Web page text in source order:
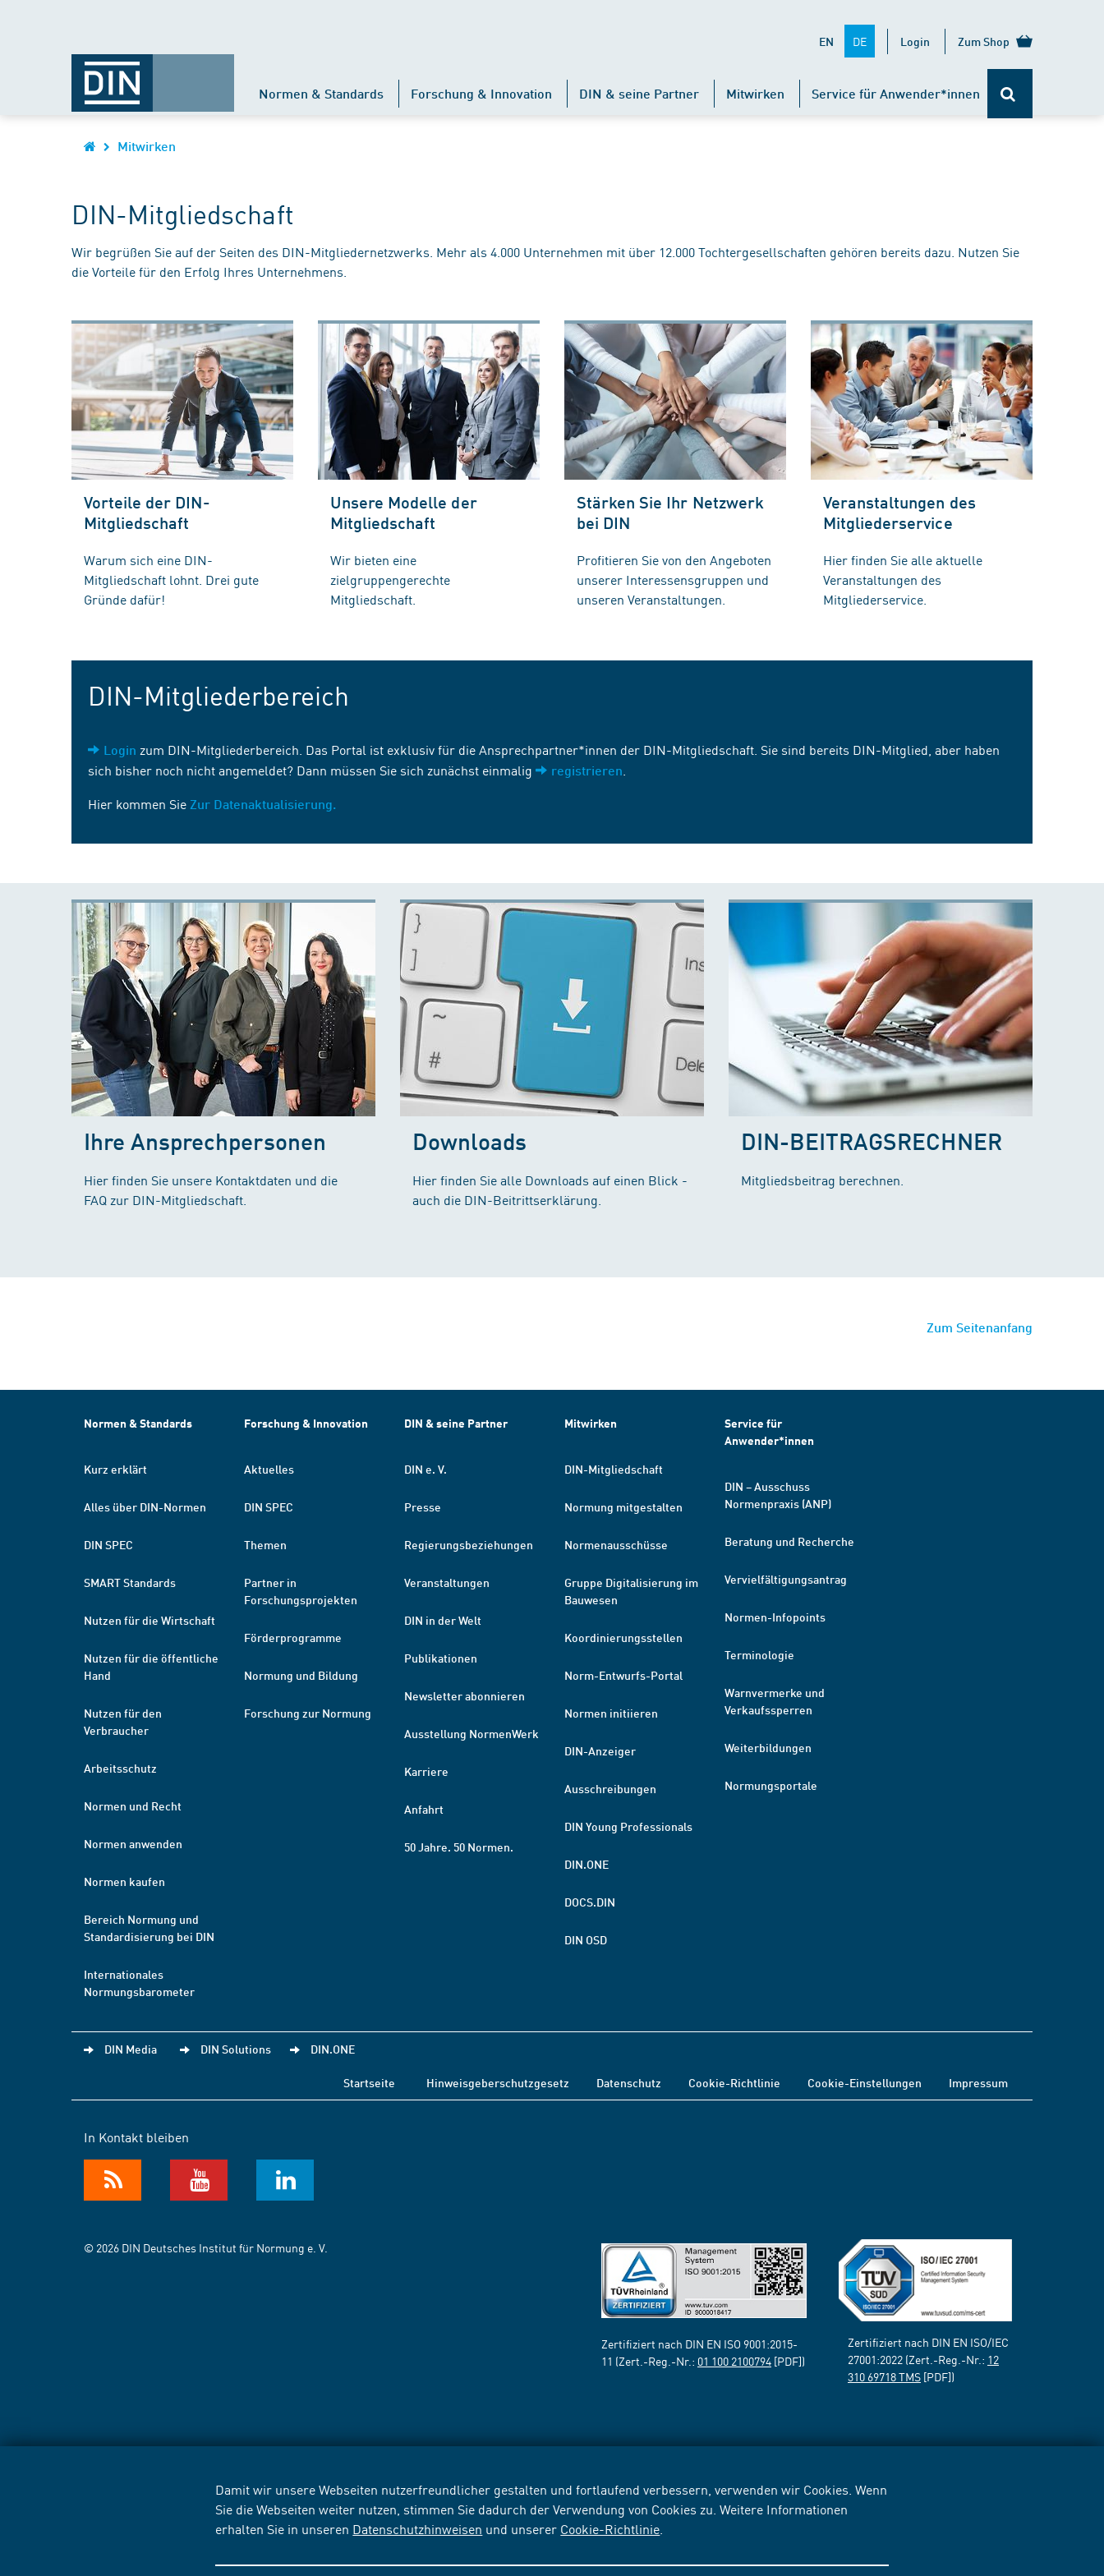
Damit wir unsere Webseiten nutzerfreundlicher gestalten und fortlaufend verbessern, verwenden wir Cookies. Wenn
Sie die Webseiten weiter nutzen, stimmen Sie dadurch der Verwendung von Cookies zu. Weitere Informationen
erhalten Sie in unseren Datenschutzhinweisen und unserer Cookie-Richtlinie
EN DE Login Zum Shop
Normen & Standards Forschung & Innovation DIN & seine Partner Mitwirken Service für Anwender*innen
Mitwirken
DIN-Mitgliedschaft
Wir begrüßen Sie auf der Seiten des DIN-Mitgliedernetzwerks. Mehr als 4.000 Unternehmen mit über 12.000 Tochtergesellschaften gehören bereits dazu. Nutzen Sie
die Vorteile für den Erfolg Ihres Unternehmens.
Vorteile der DIN-
Mitgliedschaft
Warum sich eine DIN-
Mitgliedschaft lohnt. Drei gute
Gründe dafür!
Unsere Modelle der
Mitgliedschaft
Wir bieten eine
zielgruppengerechte
Mitgliedschaft.
Stärken Sie Ihr Netzwerk
bei DIN
Profitieren Sie von den Angeboten
unserer Interessensgruppen und
unseren Veranstaltungen.
Veranstaltungen des
Mitgliederservice
Hier finden Sie alle aktuelle
Veranstaltungen des
Mitgliederservice.
DIN-Mitgliederbereich
Login zum DIN-Mitgliederbereich. Das Portal ist exklusiv für die Ansprechpartner*innen der DIN-Mitgliedschaft. Sie sind bereits DIN-Mitglied, aber haben
sich bisher noch nicht angemeldet? Dann müssen Sie sich zunächst einmalig
registrieren
Hier kommen Sie Zur Datenaktualisierung.
Ihre Ansprechpersonen
Hier finden Sie unsere Kontaktdaten und die
FAQ zur DIN-Mitgliedschaft.
Downloads
Hier finden Sie alle Downloads auf einen Blick -
auch die DIN-Beitrittserklärung.
DIN-BEITRAGSRECHNER
Mitgliedsbeitrag berechnen.
Zum Seitenanfang
Normen & Standards
Kurz erklärt
Alles über DIN-Normen
DIN SPEC
SMART Standards
Nutzen für die Wirtschaft
Nutzen für die öffentliche
Hand
Nutzen für den
Verbraucher
Arbeitsschutz
Normen und Recht
Normen anwenden
Normen kaufen
Bereich Normung und
Standardisierung bei DIN
Internationales
Normungsbarometer
Forschung & Innovation
Aktuelles
DIN SPEC
Themen
Partner in
Forschungsprojekten
Förderprogramme
Normung und Bildung
Forschung zur Normung
DIN & seine Partner
DIN e. V.
Presse
Regierungsbeziehungen
Veranstaltungen
DIN in der Welt
Publikationen
Newsletter abonnieren
Ausstellung NormenWerk
Karriere
Anfahrt
50 Jahre. 50 Normen.
Mitwirken
DIN-Mitgliedschaft
Normung mitgestalten
Normenausschüsse
Gruppe Digitalisierung im
Bauwesen
Koordinierungsstellen
Norm-Entwurfs-Portal
Normen initiieren
DIN-Anzeiger
Ausschreibungen
DIN Young Professionals
DIN.ONE
DOCS.DIN
DIN OSD
Service für
Anwender*innen
DIN – Ausschuss
Normenpraxis (ANP)
Beratung und Recherche
Vervielfältigungsantrag
Normen-Infopoints
Terminologie
Warnvermerke und
Verkaufssperren
Weiterbildungen
Normungsportale
DIN Media DIN Solutions DIN.ONE
Startseite Hinweisgeberschutzgesetz Datenschutz Cookie-Richtlinie Cookie-Einstellungen Impressum
In Kontakt bleiben
© 2026 DIN Deutsches Institut für Normung e. V.
Zertifiziert nach DIN EN ISO 9001:2015-
11 (Zert.-Reg.-Nr.: 01 100 2100794 [PDF])
Zertifiziert nach DIN EN ISO/IEC
27001:2022 (Zert.-Reg.-Nr.: 12
310 69718 TMS [PDF])